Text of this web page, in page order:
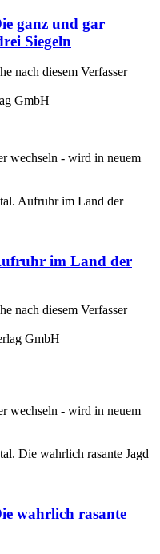
ganz und gar
Siegeln
nach diesem Verfasser
GmbH
wechseln - wird in neuem
im Land der
nach diesem Verfasser
GmbH
wechseln - wird in neuem
wahrlich rasante